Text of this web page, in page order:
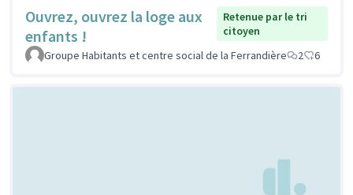
Ouvrez, ouvrez la loge aux
enfants !
Retenue par le tri
citoyen
Groupe Habitants et centre social de la Ferrandière
2 6